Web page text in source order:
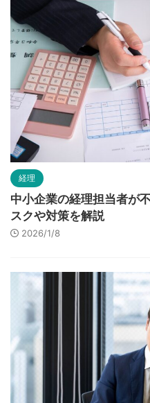
経理
中小企業の経理担当者が
スクや対策を解説
2026/1/8